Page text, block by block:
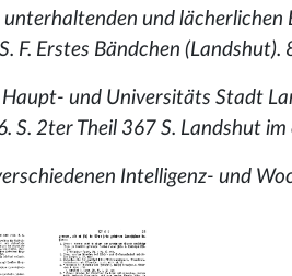
unterhaltenden und
F. Erstes Bändchen (Landshut).
und Universitäts Stadt
S. 2ter Theil 367 S. Landshut
Intelligenz- und